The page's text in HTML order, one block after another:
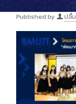
Published by ปลื้